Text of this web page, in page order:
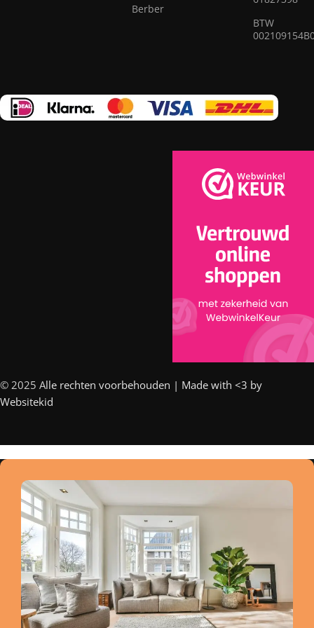
de beste modellen geselecteerd van moderne vakmensen
die erin geslaagd zijn om elegantie, kwaliteit en praktisch
nut op ingenieuze wijze te combineren in elk vloerkleed.
Berber
BTW
© 2025 Alle rechten voorbehouden | Made with <3 by
Websitekid